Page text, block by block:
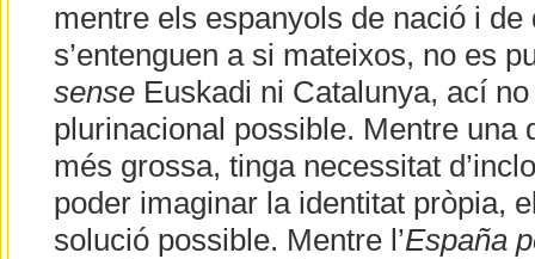
mentre els espanyols de nació i de
s’entenguen a si mateixos, no es
senseEuskadi ni Catalunya, ací no
plurinacional possible. Mentre una
més grossa, tinga necessitat
poder imaginar la identitat pròpia,
solució possible. Mentre l’España